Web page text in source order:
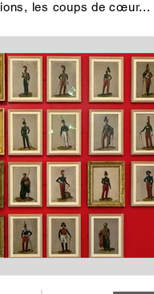
les coups de cœur...